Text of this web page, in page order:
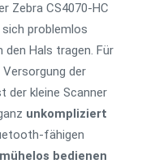
Zebra CS4070-HC
problemlos
den Hals tragen. Für
Versorgung der
der kleine Scanner
unkompliziert
fähigen
mühelos bedienen